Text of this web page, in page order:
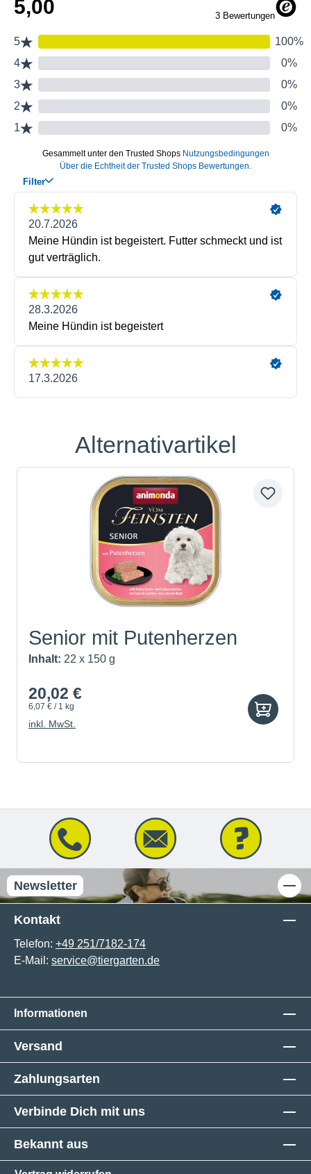
Produktgalerie überspringen
Alternativartikel
Senior mit Putenherzen
Inhalt: 22 x 150 g
20,02 €
6,07 € / 1 kg
inkl. MwSt.
Newsletter
Kontakt
Telefon: +49 251/7182-174
E-Mail: service@tiergarten.de
Informationen
Versand
Zahlungsarten
Verbinde Dich mit uns
Bekannt aus